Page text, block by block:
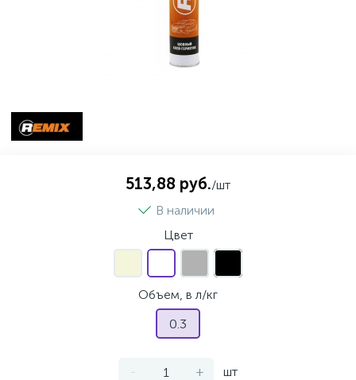
513,88 руб./шт
В наличии
Цвет
Объем, в л/кг
0.3
- + шт